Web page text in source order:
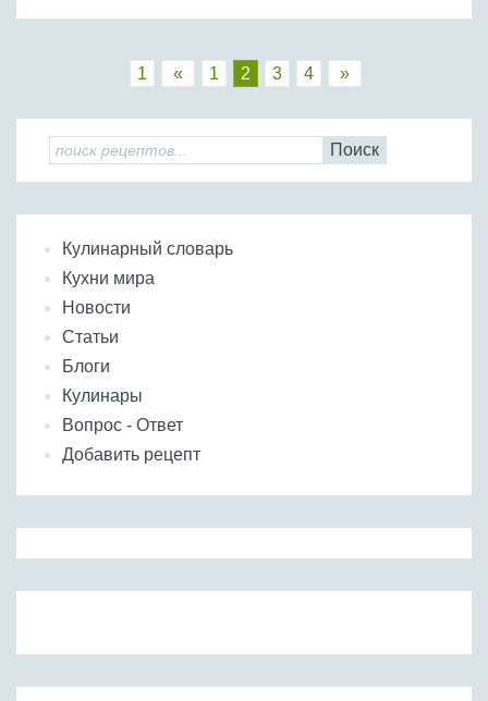
1 « 1 2 3 4 »
Поиск
Кулинарный словарь
Кухни мира
Новости
Статьи
Блоги
Кулинары
Вопрос - Ответ
Добавить рецепт